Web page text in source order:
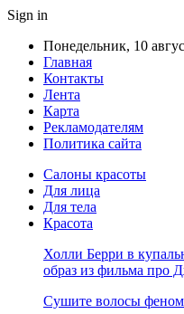
Sign in
Понедельник, 10
Главная
Контакты
Лента
Карта
Рекламодателям
Политика сайта
Салоны красоты
Для лица
Для тела
Красота
Холли Берри в
образ из фильма про
Сушите волосы